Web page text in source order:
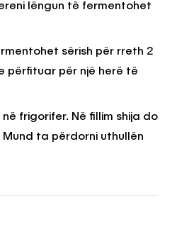
lëngun të fermentohet
sërish për rreth 2
përfituar për një herë të
frigorifer. Në fillim shija do
ta përdorni uthullën